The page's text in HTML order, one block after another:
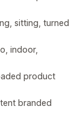
sitting, turned
indoor,
product
branded